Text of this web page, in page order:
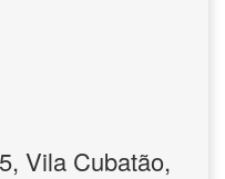
Vila Cubatão,